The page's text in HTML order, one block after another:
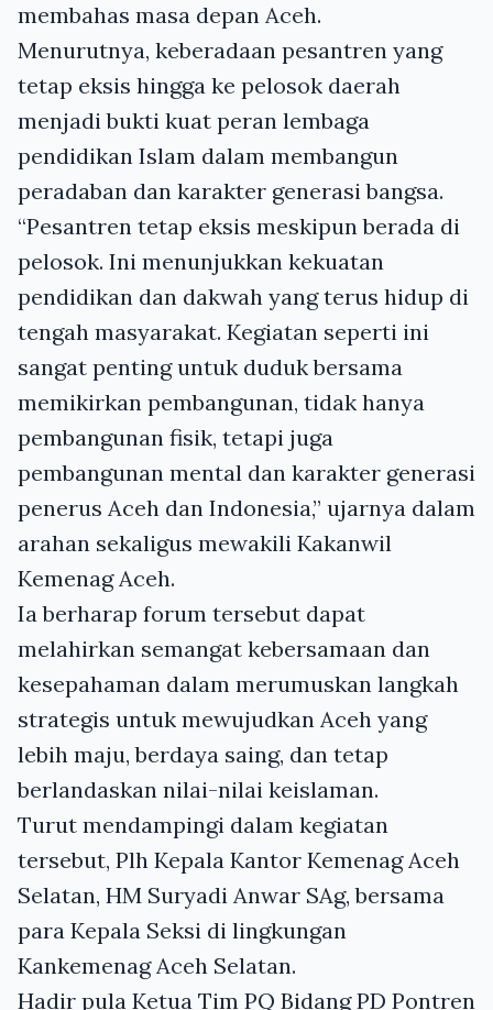
membahas masa depan Aceh.
Menurutnya, keberadaan pesantren yang
tetap eksis hingga ke pelosok daerah
menjadi bukti kuat peran lembaga
pendidikan Islam dalam membangun
peradaban dan karakter generasi bangsa.
“Pesantren tetap eksis meskipun berada di
pelosok. Ini menunjukkan kekuatan
pendidikan dan dakwah yang terus hidup di
tengah masyarakat. Kegiatan seperti ini
sangat penting untuk duduk bersama
memikirkan pembangunan, tidak hanya
pembangunan fisik, tetapi juga
pembangunan mental dan karakter generasi
penerus Aceh dan Indonesia,” ujarnya dalam
arahan sekaligus mewakili Kakanwil
Kemenag Aceh.
Ia berharap forum tersebut dapat
melahirkan semangat kebersamaan dan
kesepahaman dalam merumuskan langkah
strategis untuk mewujudkan Aceh yang
lebih maju, berdaya saing, dan tetap
berlandaskan nilai-nilai keislaman.
Turut mendampingi dalam kegiatan
tersebut, Plh Kepala Kantor Kemenag Aceh
Selatan, HM Suryadi Anwar SAg, bersama
para Kepala Seksi di lingkungan
Kankemenag Aceh Selatan.
Hadir pula Ketua Tim PQ Bidang PD Pontren